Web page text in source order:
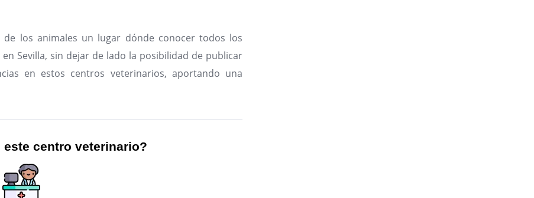
los animales un lugar dónde conocer todos los
Sevilla, sin dejar de lado la posibilidad de publicar
en estos centros veterinarios, aportando una
centro veterinario?